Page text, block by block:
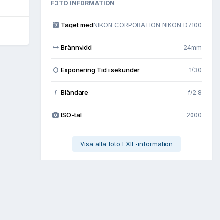
FOTO INFORMATION
Taget medNIKON CORPORATION NIKON D7100
Brännvidd 24mm
Exponering Tid i sekunder 1/30
f Bländare f/2.8
ISO-tal 2000
Visa alla foto EXIF-information